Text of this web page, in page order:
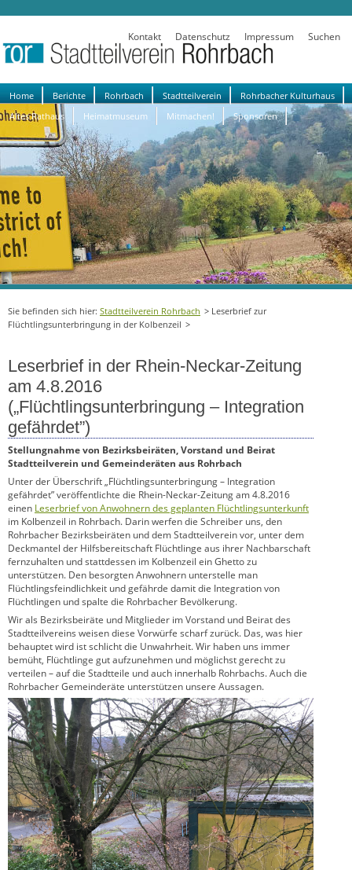
Kontakt Datenschutz Impressum Suchen
Navigation
überspringen
Home Berichte Rohrbach Stadtteilverein
Rohrbacher Kulturhaus
Altes Rathaus
Heimatmuseum Mitmachen! Sponsoren
Stadtteilverein Rohrbach
Leserbrief zur
Flüchtlingsunterbringung in der Kolbenzeil
Leserbrief in der Rhein-Neckar-Zeitung
am 4.8.2016
(„Flüchtlingsunterbringung – Integration
gefährdet”)
Stellungnahme von Bezirksbeiräten, Vorstand und Beirat
Stadtteilverein und Gemeinderäten aus Rohrbach
Unter der Überschrift „Flüchtlingsunterbringung – Integration
gefährdet” veröffentlichte die Rhein-Neckar-Zeitung am 4.8.2016
einen Leserbrief von Anwohnern des geplanten Flüchtlingsunterkunft
im Kolbenzeil in Rohrbach. Darin werfen die Schreiber uns, den
Rohrbacher Bezirksbeiräten und dem Stadtteilverein vor, unter dem
Deckmantel der Hilfsbereitschaft Flüchtlinge aus ihrer Nachbarschaft
fernzuhalten und stattdessen im Kolbenzeil ein Ghetto zu
unterstützen. Den besorgten Anwohnern unterstelle man
Flüchtlingsfeindlichkeit und gefährde damit die Integration von
Flüchtlingen und spalte die Rohrbacher Bevölkerung.
Wir als Bezirksbeiräte und Mitglieder im Vorstand und Beirat des
Stadtteilvereins weisen diese Vorwürfe scharf zurück. Das, was hier
behauptet wird ist schlicht die Unwahrheit. Wir haben uns immer
bemüht, Flüchtlinge gut aufzunehmen und möglichst gerecht zu
verteilen – auf die Stadtteile und auch innerhalb Rohrbachs. Auch die
Rohrbacher Gemeinderäte unterstützen unsere Aussagen.